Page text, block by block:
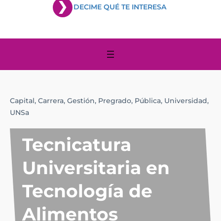
DECIME QUÉ TE INTERESA
Capital, Carrera, Gestión, Pregrado, Pública, Universidad,
UNSa
Tecnicatura
Universitaria en
Tecnología de
Alimentos